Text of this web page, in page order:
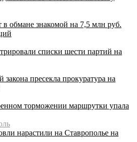
обмане знакомой на 7,5 млн руб.
списки шести партий на
пресекла прокуратура на
торможении маршрутки упала
нарастили на Ставрополье на